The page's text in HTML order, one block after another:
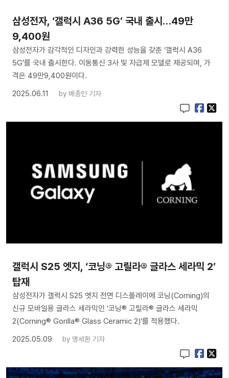
삼성전자, ‘갤럭시 A36 5G’ 국내 출시…49만
9,400원
삼성전자가 감각적인 디자인과 강력한 성능을 갖춘 ‘갤럭시 A36
5G’를 국내 출시한다. 이동통신 3사 및 자급제 모델로 제공되며, 가
격은 49만9,400원이다.
2025.06.11
by 배종인 기자
갤럭시 S25 엣지, ‘코닝® 고릴라® 글라스 세라믹 2’
탑재
삼성전자가 갤럭시 S25 엣지 전면 디스플레이에 코닝(Corning)의
신규 모바일용 글라스 세라믹인 ‘코닝® 고릴라® 글라스 세라믹
2(Corning® Gorilla® Glass Ceramic 2)’를 적용했다.
2025.05.09
by 명세환 기자